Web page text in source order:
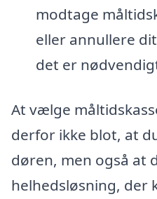
modtage
eller annullere
det er
At vælge
derfor ikke blot, at
døren, men også at
helhedsløsning, der